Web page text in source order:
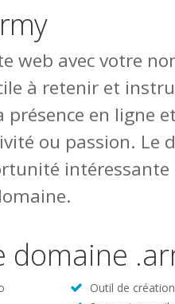
web avec votre
à retenir et
en ligne
ou passion. Le
domaine
Outil de